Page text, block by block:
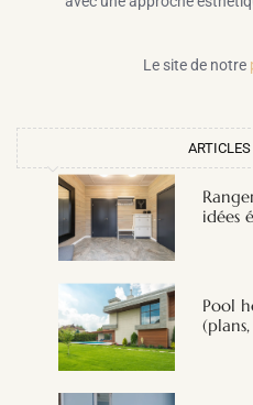
Le site de notre
idées
Pool